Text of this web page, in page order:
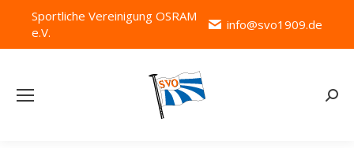
Sportliche Vereinigung OSRAM
e.V.
info@svo1909.de